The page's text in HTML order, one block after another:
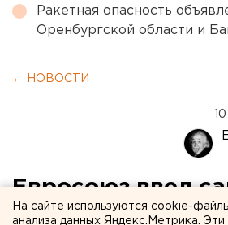
Ракетная опасность
Оренбургской области и
← НОВОСТИ
Евросоюз ввел
против Дмитрия
На сайте используются cookie-
анализа данных Яндекс.Метрика.